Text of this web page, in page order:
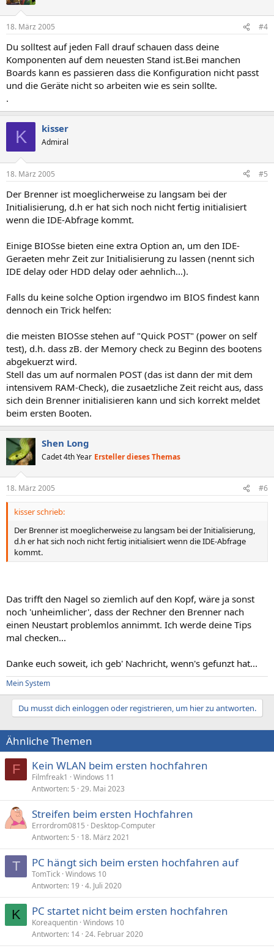
18. März 2005 #4
Du solltest auf jeden Fall drauf schauen dass deine
Komponenten auf dem neuesten Stand ist.Bei manchen
Boards kann es passieren dass die Konfiguration nicht passt
und die Geräte nicht so arbeiten wie es sein sollte.
.
K kisser
Admiral
18. März 2005 #5
Der Brenner ist moeglicherweise zu langsam bei der
Initialisierung, d.h er hat sich noch nicht fertig initialisiert
wenn die IDE-Abfrage kommt.
Einige BIOSse bieten eine extra Option an, um den IDE-
Geraeten mehr Zeit zur Initialisierung zu lassen (nennt sich
IDE delay oder HDD delay oder aehnlich...).
Falls du keine solche Option irgendwo im BIOS findest kann
dennoch ein Trick helfen:
die meisten BIOSse stehen auf "Quick POST" (power on self
test), d.h. dass zB. der Memory check zu Beginn des bootens
abgekuerzt wird.
Stell das um auf normalen POST (das ist dann der mit dem
intensivem RAM-Check), die zusaetzliche Zeit reicht aus, dass
sich dein Brenner initialisieren kann und sich korrekt meldet
beim ersten Booten.
Shen Long
Cadet 4th Year Ersteller dieses Themas
18. März 2005 #6
kisser schrieb:
Der Brenner ist moeglicherweise zu langsam bei der Initialisierung,
d.h er hat sich noch nicht fertig initialisiert wenn die IDE-Abfrage
kommt.
Das trifft den Nagel so ziemlich auf den Kopf, wäre ja sonst
noch 'unheimlicher', dass der Rechner den Brenner nach
einen Neustart problemlos annimmt. Ich werde deine Tips
mal checken...
Danke euch soweit, ich geb' Nachricht, wenn's gefunzt hat...
Mein System
Du musst dich einloggen oder registrieren, um hier zu antworten.
Ähnliche Themen
F Kein WLAN beim ersten hochfahren
Filmfreak1
Windows 11
Antworten 5 29. Mai 2023
Streifen beim ersten Hochfahren
Errordrom0815
Desktop-Computer
Antworten 5 18. März 2021
T PC hängt sich beim ersten hochfahren auf
TomTick Windows 10
Antworten 19 4. Juli 2020
K PC startet nicht beim ersten hochfahren
Koreaquentin Windows 10
Antworten 14 24. Februar 2020